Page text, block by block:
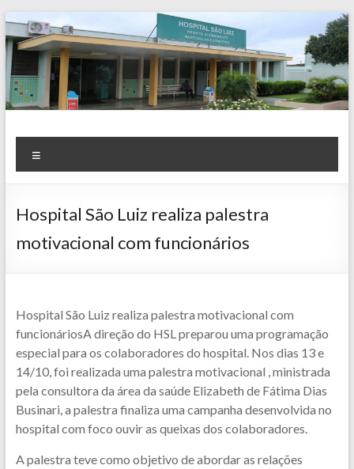
Skip
to
content
Notícias
Hospital São Luiz realiza palestra
motivacional com funcionários
Hospital São Luiz realiza palestra motivacional com
funcionáriosA direção do HSL preparou uma programação
especial para os colaboradores do hospital. Nos dias 13 e
14/10, foi realizada uma palestra motivacional , ministrada
pela consultora da área da saúde Elizabeth de Fátima Dias
Businari, a palestra finaliza uma campanha desenvolvida no
hospital com foco ouvir as queixas dos colaboradores.
A palestra teve como objetivo de abordar as relações